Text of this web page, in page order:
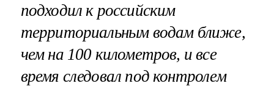
подходил к российским
территориальным водам ближе,
чем на 100 километров, и все
время следовал под контролем